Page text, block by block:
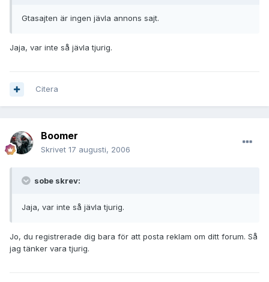
Gtasajten är ingen jävla annons sajt.
Jaja, var inte så jävla tjurig.
Citera
Boomer
Skrivet 17 augusti, 2006
sobe skrev:
Jaja, var inte så jävla tjurig.
Jo, du registrerade dig bara för att posta reklam om ditt forum. Så
jag tänker vara tjurig.